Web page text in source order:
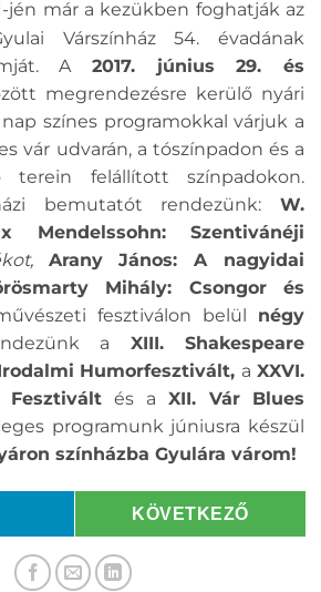
jén már a kezükben foghatják az
Várszínház 54. évadának
A 2017. június 29. és
megrendezésre kerülő nyári
színes programokkal várjuk a
vár udvarán, a tószínpadon és a
terein felállított színpadokon.
bemutatót rendezünk: W.
Mendelssohn: Szentivánéji
Arany János: A nagyidai
Mihály: Csongor és
fesztiválon belül négy
a XIII. Shakespeare
Humorfesztivál t, a XXVI.
t és a XII. Vár Blues
programunk júniusra készül
színházba Gyulára várom!
KÖVETKEZŐ